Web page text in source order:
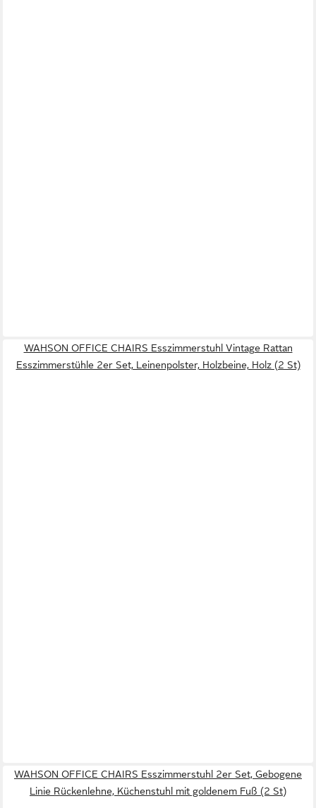
WAHSON OFFICE CHAIRS Esszimmerstuhl Vintage Rattan
Esszimmerstühle 2er Set, Leinenpolster, Holzbeine, Holz (2 St)
WAHSON OFFICE CHAIRS Esszimmerstuhl 2er Set, Gebogene
Linie Rückenlehne, Küchenstuhl mit goldenem Fuß (2 St)